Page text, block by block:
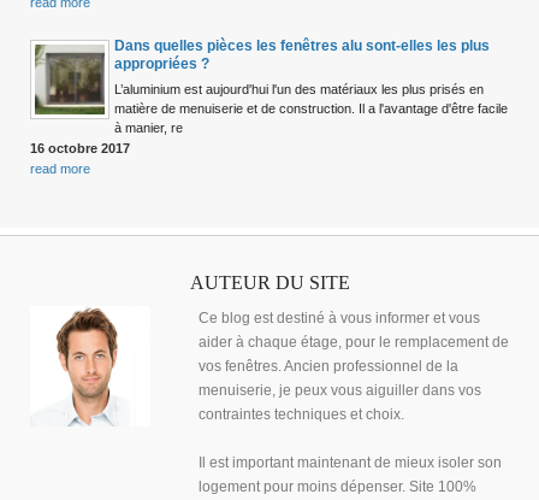
Dans quelles pièces les fenêtres alu sont-elles les plus
appropriées ?
L’aluminium est aujourd'hui l'un des matériaux les plus prisés en
matière de menuiserie et de construction. Il a l'avantage d'être facile
à manier, re
16 octobre 2017
read more
AUTEUR DU SITE
Ce blog est destiné à vous informer et vous
aider à chaque étage, pour le remplacement de
vos fenêtres. Ancien professionnel de la
menuiserie, je peux vous aiguiller dans vos
contraintes techniques et choix.
Il est important maintenant de mieux isoler son
logement pour moins dépenser. Site 100%